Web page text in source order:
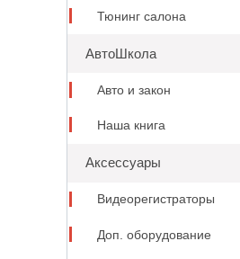
Тюнинг салона
АвтоШкола
Авто и закон
Наша книга
Аксессуары
Видеорегистраторы
Доп. оборудование